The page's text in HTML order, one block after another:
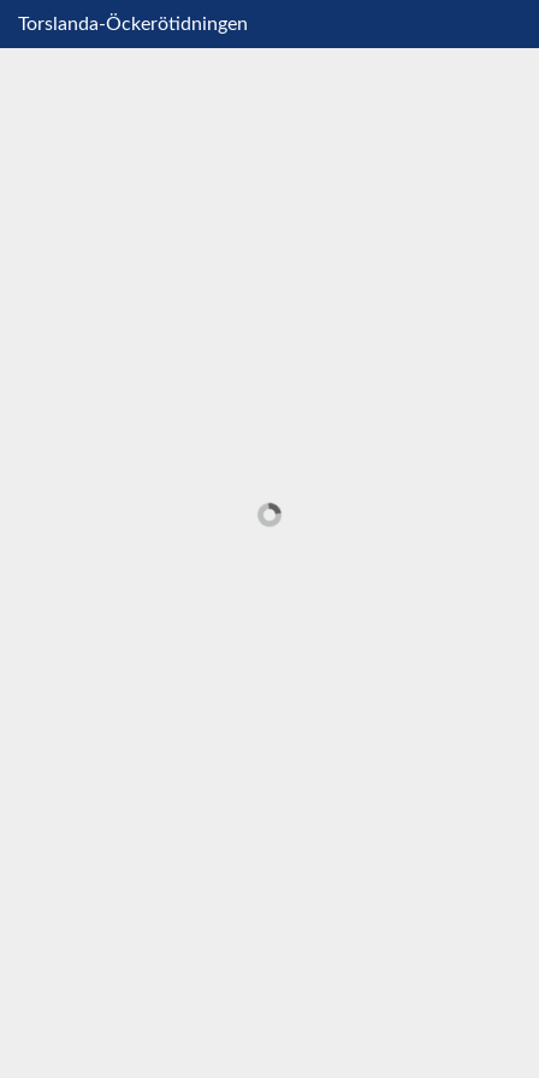
Torslanda-Öckerötidningen